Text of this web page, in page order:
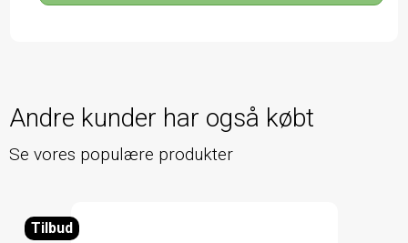
Andre kunder har også købt
Se vores populære produkter
Tilbud